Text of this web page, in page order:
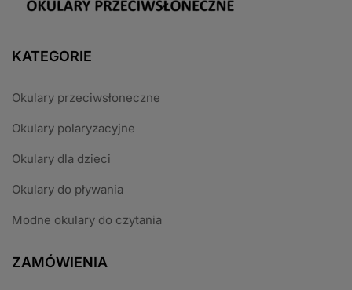
KATEGORIE
Okulary przeciwsłoneczne
Okulary polaryzacyjne
Okulary dla dzieci
Okulary do pływania
Modne okulary do czytania
ZAMÓWIENIA